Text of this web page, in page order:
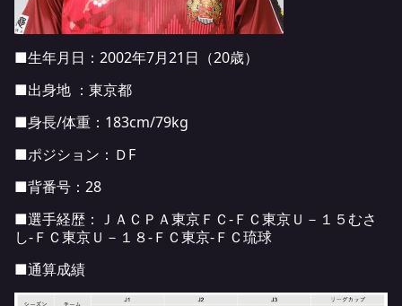
■生年月日：2002年7月21日（20歳）
■出身地 ：東京都
■身長/体重：183cm/79kg
■ポジション：ＤF
■背番号：28
■選手経歴：ＪＡＣＰＡ東京ＦＣ-ＦＣ東京Ｕ－１５むさ
し-ＦＣ東京Ｕ－１８-ＦＣ東京-ＦＣ琉球
■通算成績